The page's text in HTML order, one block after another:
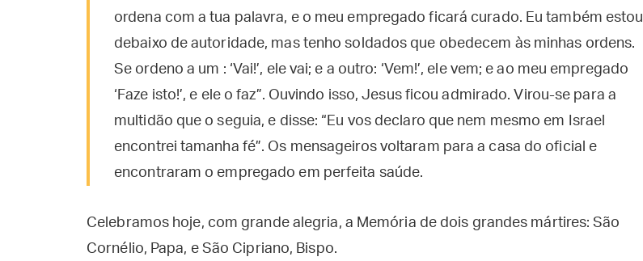
ordena com a tua palavra, e o meu empregado ficará curado. Eu também estou
debaixo de autoridade, mas tenho soldados que obedecem às minhas ordens.
Se ordeno a um : ‘Vai!’, ele vai; e a outro: ‘Vem!’, ele vem; e ao meu empregado
‘Faze isto!’, e ele o faz”. Ouvindo isso, Jesus ficou admirado. Virou-se para a
multidão que o seguia, e disse: “Eu vos declaro que nem mesmo em Israel
encontrei tamanha fé”. Os mensageiros voltaram para a casa do oficial e
encontraram o empregado em perfeita saúde.
Celebramos hoje, com grande alegria, a Memória de dois grandes mártires: São
Cornélio, Papa, e São Cipriano, Bispo.